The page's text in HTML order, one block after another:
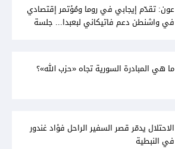
عون: تقدّم إيجابي في روما ومُؤتمر إقتصادي
في واشنطن دعم فاتيكاني لبعبدا... جلسة
ما هي المبادرة السورية تجاه «حزب الله»؟
الاحتلال يدمّر قصر السفير الراحل فؤاد غندور
في النبطية